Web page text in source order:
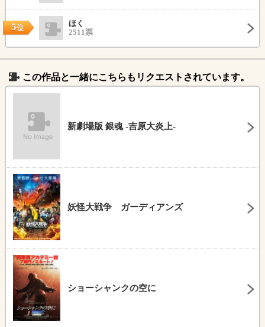
5位
ほく
2511票
この作品と一緒にこちらもリクエストされています。
新劇場版 銀魂 -吉原大炎上-
妖怪大戦争 ガーディアンズ
ショーシャンクの空に